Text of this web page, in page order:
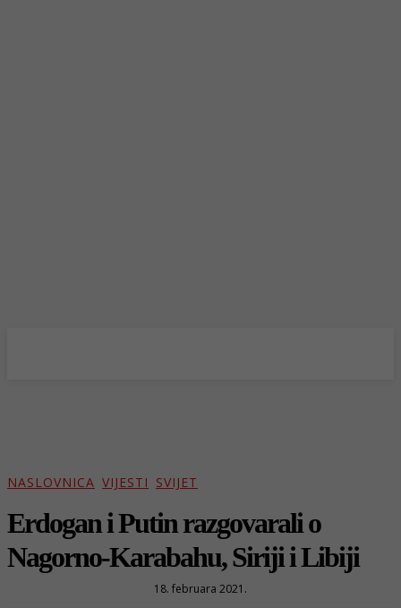
NASLOVNICA VIJESTI SVIJET
Erdogan i Putin razgovarali o
Nagorno-Karabahu, Siriji i Libiji
18. februara 2021.